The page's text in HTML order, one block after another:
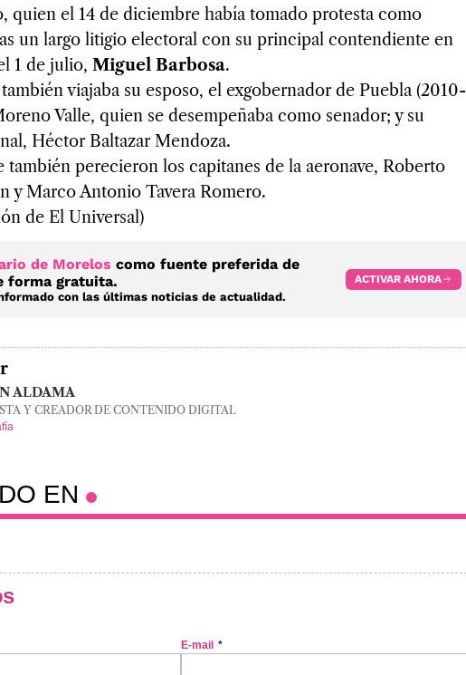
quien el 14 de diciembre había tomado protesta como
un largo litigio electoral con su principal contendiente en
1 de julio, Miguel Barbosa.
viajaba su esposo, el exgobernador de Puebla (2010-
Valle, quien se desempeñaba como senador; y su
Héctor Baltazar Mendoza.
también perecieron los capitanes de la aeronave, Roberto
y Marco Antonio Tavera Romero.
de El Universal)
de Morelos como fuente preferida de
forma gratuita.
con las últimas noticias de actualidad.
ACTIVAR AHORA
ALDAMA
Y CREADOR DE CONTENIDO DIGITAL
EN
E-mail *